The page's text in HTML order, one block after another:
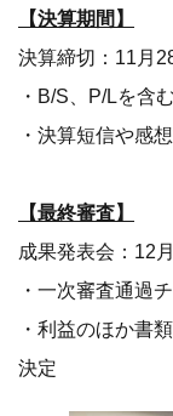
【決算期間】
決算締切：11月
・B/S、P/Lを含
・決算短信や感
【最終審査】
成果発表会：12
・一次審査通過
・利益のほか書
決定